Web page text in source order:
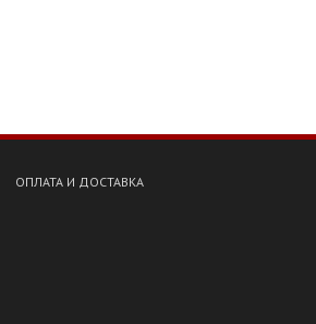
ОПЛАТА И ДОСТАВКА